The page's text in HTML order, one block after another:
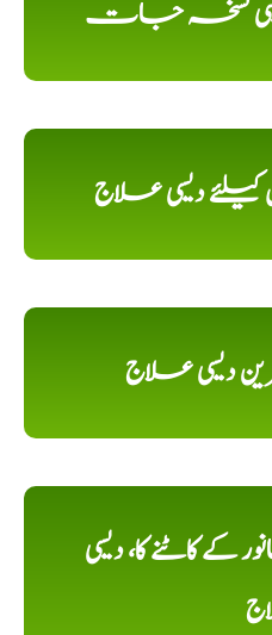
دیسی نسخہ جات
کیلئے دیسی علاج
دیسی علاج
کے کاٹنے کا، دیسی